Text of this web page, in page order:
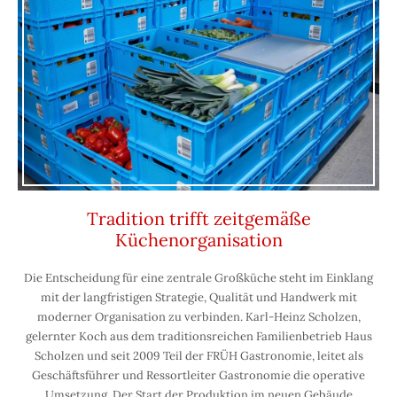
Tradition trifft zeitgemäße
Küchenorganisation
Die Entscheidung für eine zentrale Großküche steht im Einklang
mit der langfristigen Strategie, Qualität und Handwerk mit
moderner Organisation zu verbinden. Karl-Heinz Scholzen,
gelernter Koch aus dem traditionsreichen Familienbetrieb Haus
Scholzen und seit 2009 Teil der FRÜH Gastronomie, leitet als
Geschäftsführer und Ressortleiter Gastronomie die operative